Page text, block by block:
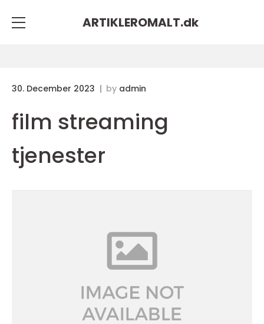
ARTIKLEROMALT.dk
30. December 2023 by admin
film streaming
tjenester